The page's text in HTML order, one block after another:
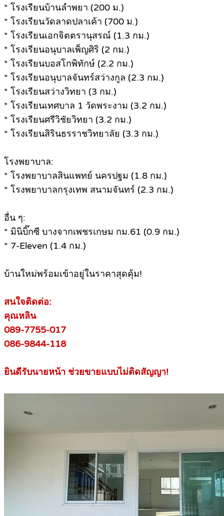
* โรงเรียนบ้านลำพยา (200 ม.)
* โรงเรียนวัดลาดปลาเค้า (700 ม.)
* โรงเรียนเอกจิตตรานุสรณ์ (1.3 กม.)
* โรงเรียนอนุบาลเพ็ญศิริ (2 กม.)
* โรงเรียนบอสโกพิทักษ์ (2.2 กม.)
* โรงเรียนอนุบาลจันทร์สว่างกูล (2.3 กม.)
* โรงเรียนสว่างวิทยา (3 กม.)
* โรงเรียนเทศบาล 1 วัดพระงาม (3.2 กม.)
* โรงเรียนศรีวิชัยวิทยา (3.2 กม.)
* โรงเรียนสิรินธรราชวิทยาลัย (3.3 กม.)
โรงพยาบาล:
* โรงพยาบาลสินแพทย์ นครปฐม (1.8 กม.)
* โรงพยาบาลกรุงเทพ สนามจันทร์ (2.3 กม.)
อื่น ๆ:
* มินิบิ๊กซี บางจากเพชรเกษม กม.61 (0.9 กม.)
* 7-Eleven (1.4 กม.)
บ้านใหม่พร้อมเข้าอยู่ในราคาสุดคุ้ม!
สนใจติดต่อ:
คุณหลิน
089-7755-017
086-9844-118
ยินดีรับนายหน้า ช่วยขายแบบไม่ติดสัญญา!